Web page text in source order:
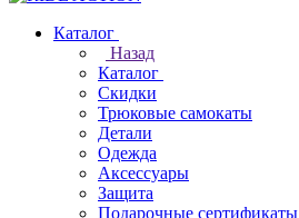
Каталог
Назад
Каталог
Скидки
Трюковые самокаты
Детали
Одежда
Аксессуары
Защита
Подарочные сертификаты